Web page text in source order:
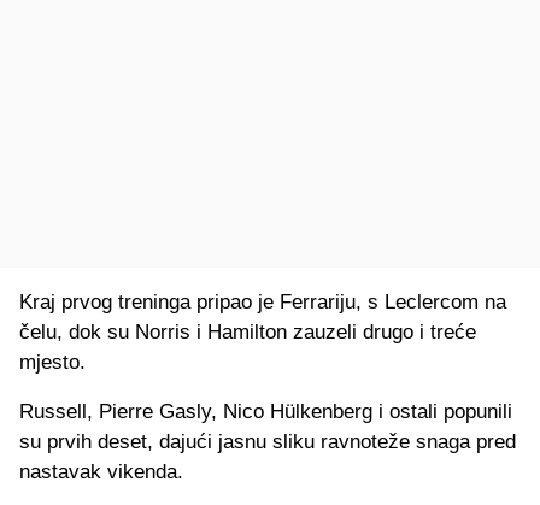
Kraj prvog treninga pripao je Ferrariju, s Leclercom na
čelu, dok su Norris i Hamilton zauzeli drugo i treće
mjesto.
Russell, Pierre Gasly, Nico Hülkenberg i ostali popunili
su prvih deset, dajući jasnu sliku ravnoteže snaga pred
nastavak vikenda.